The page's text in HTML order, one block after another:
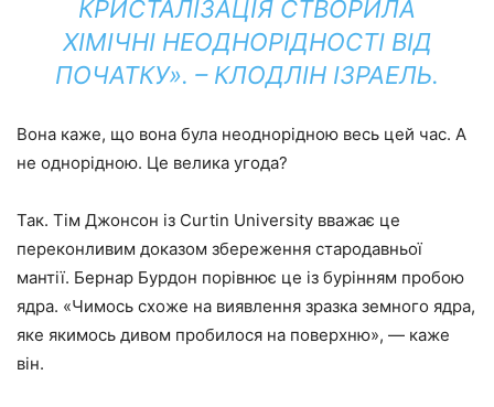
КРИСТАЛІЗАЦІЯ СТВОРИЛА
ХІМІЧНІ НЕОДНОРІДНОСТІ ВІД
ПОЧАТКУ». – КЛОДЛІН ІЗРАЕЛЬ.
Вона каже, що вона була неоднорідною весь цей час. А
не однорідною. Це велика угода?
Так. Тім Джонсон із Curtin University вважає це
переконливим доказом збереження стародавньої
мантії. Бернар Бурдон порівнює це із бурінням пробою
ядра. «Чимось схоже на виявлення зразка земного ядра,
яке якимось дивом пробилося на поверхню», — каже
він.